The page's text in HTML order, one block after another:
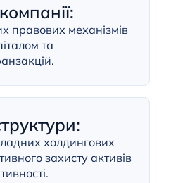
правових механізмів
та
холдингових
захисту активів